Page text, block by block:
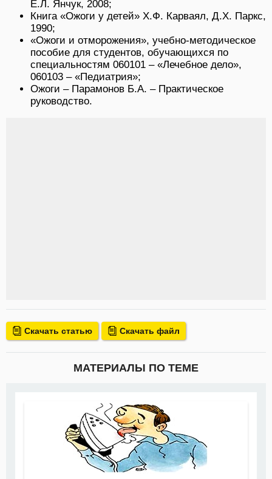
Е.Л. Янчук, 2008;
Книга «Ожоги у детей» Х.Ф. Карваял, Д.Х. Паркс,
1990;
«Ожоги и отморожения», учебно-методическое
пособие для студентов, обучающихся по
специальностям 060101 – «Лечебное дело»,
060103 – «Педиатрия»;
Ожоги – Парамонов Б.А. – Практическое
руководство.
Скачать статью Скачать файл
МАТЕРИАЛЫ ПО ТЕМЕ